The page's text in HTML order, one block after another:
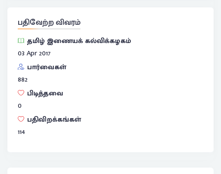
பதிவேற்ற விவரம்
தமிழ் இணையக் கல்விக்கழகம்
03 Apr 2017
பார்வைகள்
882
பிடித்தவை
0
பதிவிறக்கங்கள்
114